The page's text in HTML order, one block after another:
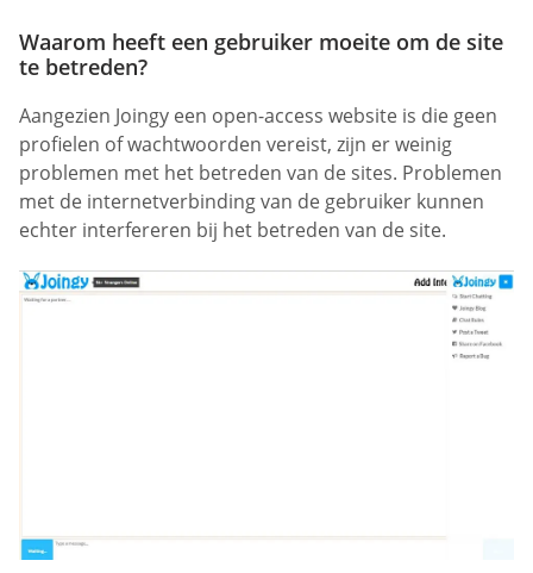
Waarom heeft een gebruiker moeite om de site
te betreden?
Aangezien Joingy een open-access website is die geen
profielen of wachtwoorden vereist, zijn er weinig
problemen met het betreden van de sites. Problemen
met de internetverbinding van de gebruiker kunnen
echter interfereren bij het betreden van de site.